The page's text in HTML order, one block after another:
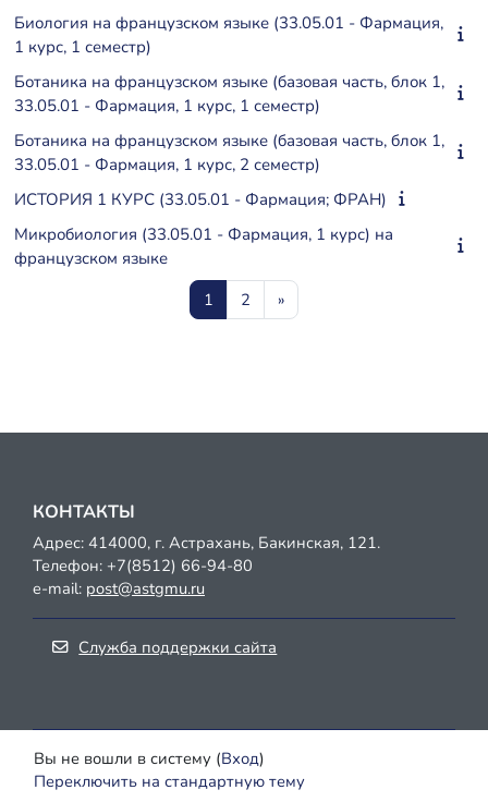
Биология на французском языке (33.05.01 - Фармация,
1 курс, 1 семестр)
Ботаника на французском языке (базовая часть, блок 1,
33.05.01 - Фармация, 1 курс, 1 семестр)
Ботаника на французском языке (базовая часть, блок 1,
33.05.01 - Фармация, 1 курс, 2 семестр)
ИСТОРИЯ 1 КУРС (33.05.01 - Фармация; ФРАН)
Микробиология (33.05.01 - Фармация, 1 курс) на
французском языке
1 Страница 1
2 Страница 2
»Следующая страница
КОНТАКТЫ
Адрес: 414000, г. Астрахань, Бакинская, 121.
Телефон: +7(8512) 66-94-80
e-mail: post@astgmu.ru
Служба поддержки сайта
Вы не вошли в систему (Вход)
Переключить на стандартную тему